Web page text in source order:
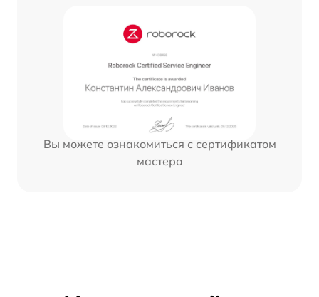
Вы можете ознакомиться с сертификатом
мастера